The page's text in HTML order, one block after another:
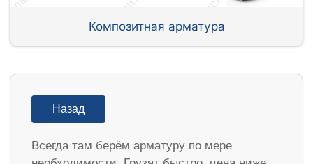
Композитная арматура
Назад
Всегда там берём арматуру по мере